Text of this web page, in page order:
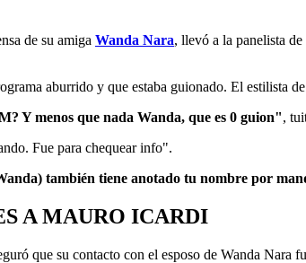
de su amiga Wanda Nara, llevó a la panelista de
aburrido y que estaba guionado. El estilista
Y menos que nada Wanda, que es 0 guion",
Fue para chequear info".
también tiene anotado tu nombre por
A MAURO ICARDI
que su contacto con el esposo de Wanda Nara